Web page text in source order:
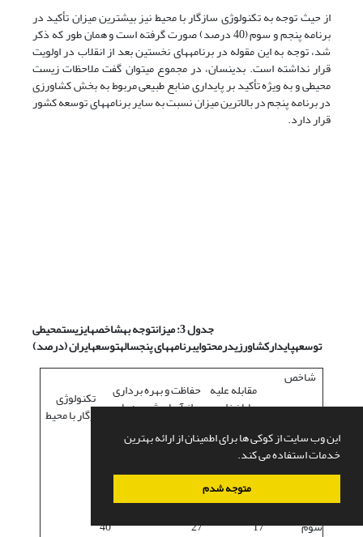
این وب سایت از کوکی ها برای اطمینان از ارائه بهترین
خدمات استفاده می کند.
متوجه شدم
از حیث توجه به تکنولوژی سازگار با محیط نیز بیشترین میزان تأکید در
برنامه پنجم و سوم (40 درصد) صورت گرفته است و همان طور که ذکر
شد، توجه به این مقوله در برنامه­های نخستین بعد از انقلاب در اولویت
قرار نداشته است. بدین­سان، در مجموع می­توان گفت ملاحظات زیست
محیطی و به ویژه تأکید بر پایداری منابع طبیعی مربوط به بخش کشاورزی
در برنامه پنجم در بالاترین میزان نسبت به سایر برنامه­های توسعه کشور
قرار دارد.
جدول 3: میزان توجه بهشاخص­هایزیستمحیطی
توسعهپایدارکشاورزیدرمحتوایبرنامه­های پنجسالهتوسعهایران (درصد)
شاخص
برنامه توسعه
مقابله علیه
بیابان زایی و
حفاظت و بهره برداری
از آبهای شیرین با تکنولوژی
سازگار با محیط
17
دوم
17
9
سوم
17
27
40